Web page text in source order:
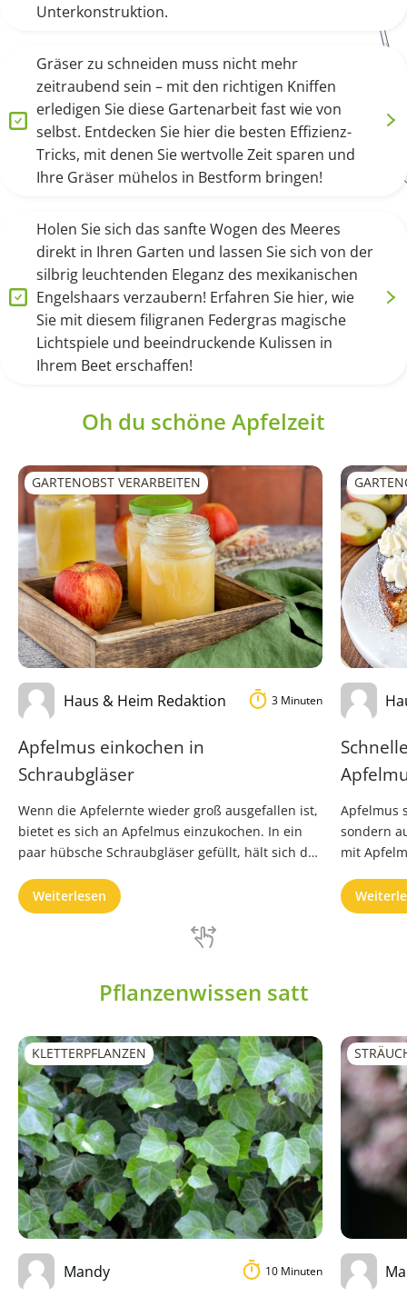
Unterkonstruktion.
Gräser zu schneiden muss nicht mehr
zeitraubend sein – mit den richtigen Kniffen
erledigen Sie diese Gartenarbeit fast wie von
selbst. Entdecken Sie hier die besten Effizienz-
Tricks, mit denen Sie wertvolle Zeit sparen und
Ihre Gräser mühelos in Bestform bringen!
Holen Sie sich das sanfte Wogen des Meeres
direkt in Ihren Garten und lassen Sie sich von der
silbrig leuchtenden Eleganz des mexikanischen
Engelshaars verzaubern! Erfahren Sie hier, wie
Sie mit diesem filigranen Federgras magische
Lichtspiele und beeindruckende Kulissen in
Ihrem Beet erschaffen!
Oh du schöne Apfelzeit
GARTENOBST VERARBEITEN
Haus & Heim Redaktion 3 Minuten
Apfelmus einkochen in
Schraubgläser
Wenn die Apfelernte wieder groß ausgefallen ist,
bietet es sich an Apfelmus einzukochen. In ein
paar hübsche Schraubgläser gefüllt, hält sich das
Weiterlesen
Apfelmus
sondern
mit
Pflanzenwissen satt
KLETTERPFLANZEN
Mandy 10 Minuten